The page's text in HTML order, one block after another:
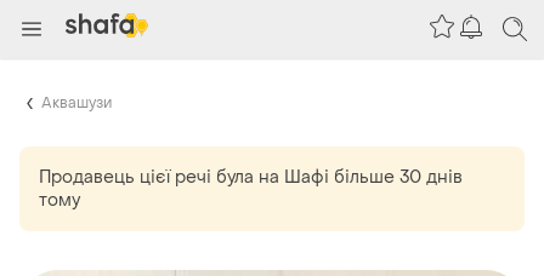
Аквашузи
Продавець цієї речі була на Шафі більше 30 днів
тому